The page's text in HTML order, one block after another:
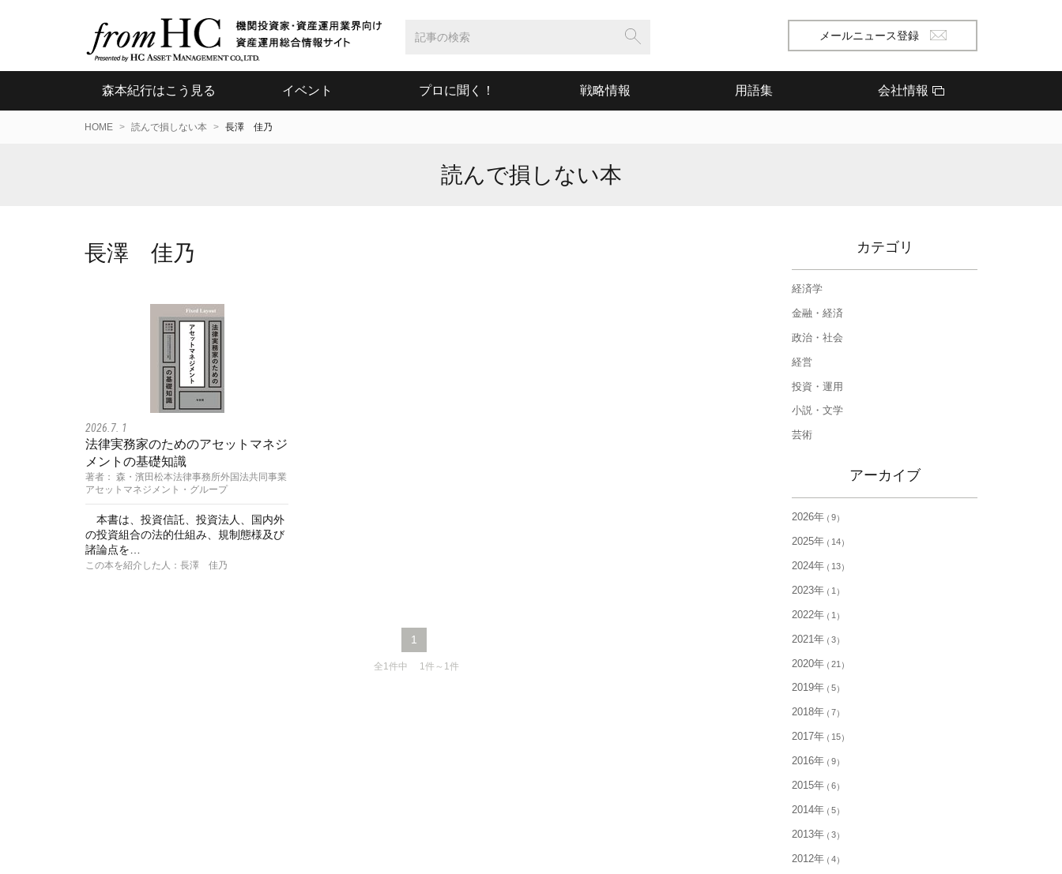
メールニュース登録
森本紀行はこう見る イベント プロに聞く！ 戦略情報 用語集 会社情報
HOME 読んで損しない本 長澤 佳乃
読んで損しない本
長澤 佳乃
2026.7. 1
法律実務家のためのアセットマネジ
メントの基礎知識
著者： 森・濱田松本法律事務所外国法共同事業
アセットマネジメント・グループ
本書は、投資信託、投資法人、国内外
の投資組合の法的仕組み、規制態様及び
諸論点を…
この本を紹介した人：長澤 佳乃
1
全1件中 1件～1件
カテゴリ
経済学
金融・経済
政治・社会
経営
投資・運用
小説・文学
芸術
アーカイブ
2026年 9
2025年 14
2024年 13
2023年 1
2022年 1
2021年 3
2020年 21
2019年 5
2018年 7
2017年 15
2016年 9
2015年 6
2014年 5
2013年 3
2012年 4